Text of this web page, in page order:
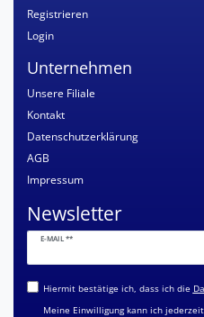
Registrieren
Login
Unternehmen
Unsere Filiale
Kontakt
Datenschutzerklärung
AGB
Impressum
Newsletter
E-MAIL **
Newsletter
Honig
Hiermit bestätige ich, dass ich die
Meine Einwilligung kann ich